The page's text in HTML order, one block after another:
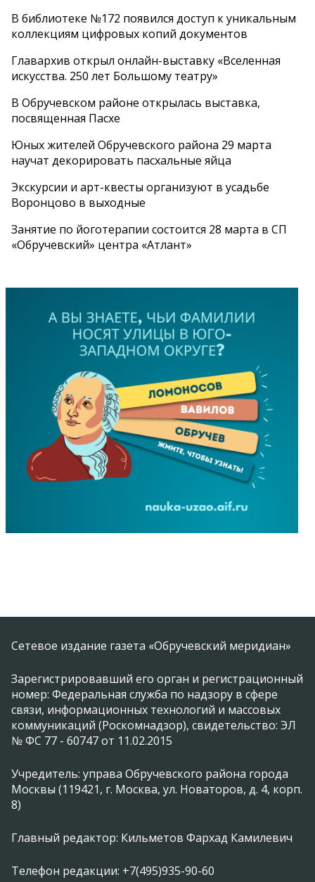
В библиотеке №172 появился доступ к уникальным
коллекциям цифровых копий документов
Главархив открыл онлайн-выставку «Вселенная
искусства. 250 лет Большому театру»
В Обручевском районе открылась выставка,
посвященная Пасхе
Юных жителей Обручевского района 29 марта
научат декорировать пасхальные яйца
Экскурсии и арт-квесты организуют в усадьбе
Воронцово в выходные
Занятие по йоготерапии состоится 28 марта в СП
«Обручевский» центра «Атлант»
Сетевое издание газета «Обручевский меридиан»
Зарегистрировавший его орган и регистрационный
номер: Федеральная служба по надзору в сфере
связи, информационных технологий и массовых
коммуникаций (Роскомнадзор), свидетельство: ЭЛ
№ ФС 77 - 60747 от 11.02.2015
Учредитель: управа Обручевского района города
Москвы (119421, г. Москва, ул. Новаторов, д. 4, корп.
8)
Главный редактор: Кильметов Фархад Камилевич
Телефон редакции: +7(495)935-90-60